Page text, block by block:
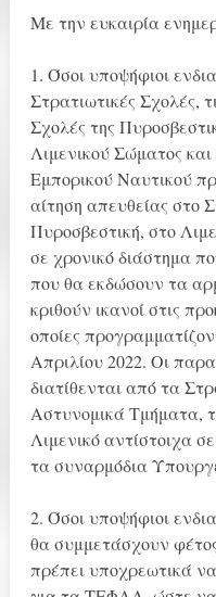
Με την ευκαιρία
1. Όσοι υποψήφιοι
Στρατιωτικές Σχολές,
Σχολές της
Λιμενικού Σώματος
Εμπορικού Ναυτικού
αίτηση απευθείας στο
Πυροσβεστική, στο
σε χρονικό διάστημα
που θα εκδώσουν τα
κριθούν ικανοί στις
οποίες
Απριλίου 2022. Οι
διατίθενται από τα
Αστυνομικά Τμήματα,
Λιμενικό αντίστοιχα
τα συναρμόδια
2. Όσοι υποψήφιοι
θα συμμετάσχουν
πρέπει υποχρεωτικά